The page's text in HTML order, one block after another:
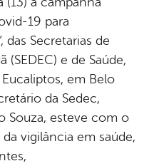
19 para
das Secretarias de
(SEDEC) e de Saúde,
em Belo
da Sedec,
Souza, esteve com o
vigilância em saúde,